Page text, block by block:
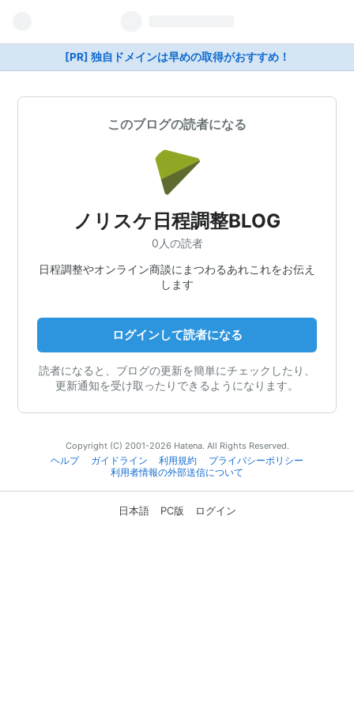
[PR] 独自ドメインは早めの取得がおすすめ！
このブログの読者になる
ノリスケ日程調整BLOG
0人の読者
日程調整やオンライン商談にまつわるあれこれをお伝え
します
ログインして読者になる
読者になると、ブログの更新を簡単にチェックしたり、
更新通知を受け取ったりできるようになります。
Copyright (C) 2001-2026 Hatena. All Rights Reserved.
ヘルプ
ガイドライン 利用規約
プライバシーポリシー
利用者情報の外部送信について
日本語 PC版 ログイン